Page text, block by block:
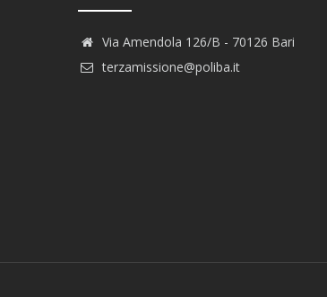
Via Amendola 126/B - 70126 Bari
terzamissione@poliba.it